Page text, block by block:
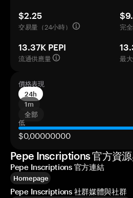
$2.25
交易量（24小時）
完
13.37K PEPI
流通供應量
最
價格表現
24h
1m
全部
低
$0,00000000
Pepe Inscriptions 官方資
Pepe Inscriptions 官方連結
Homepage
Pepe Inscriptions 社群媒體與社群